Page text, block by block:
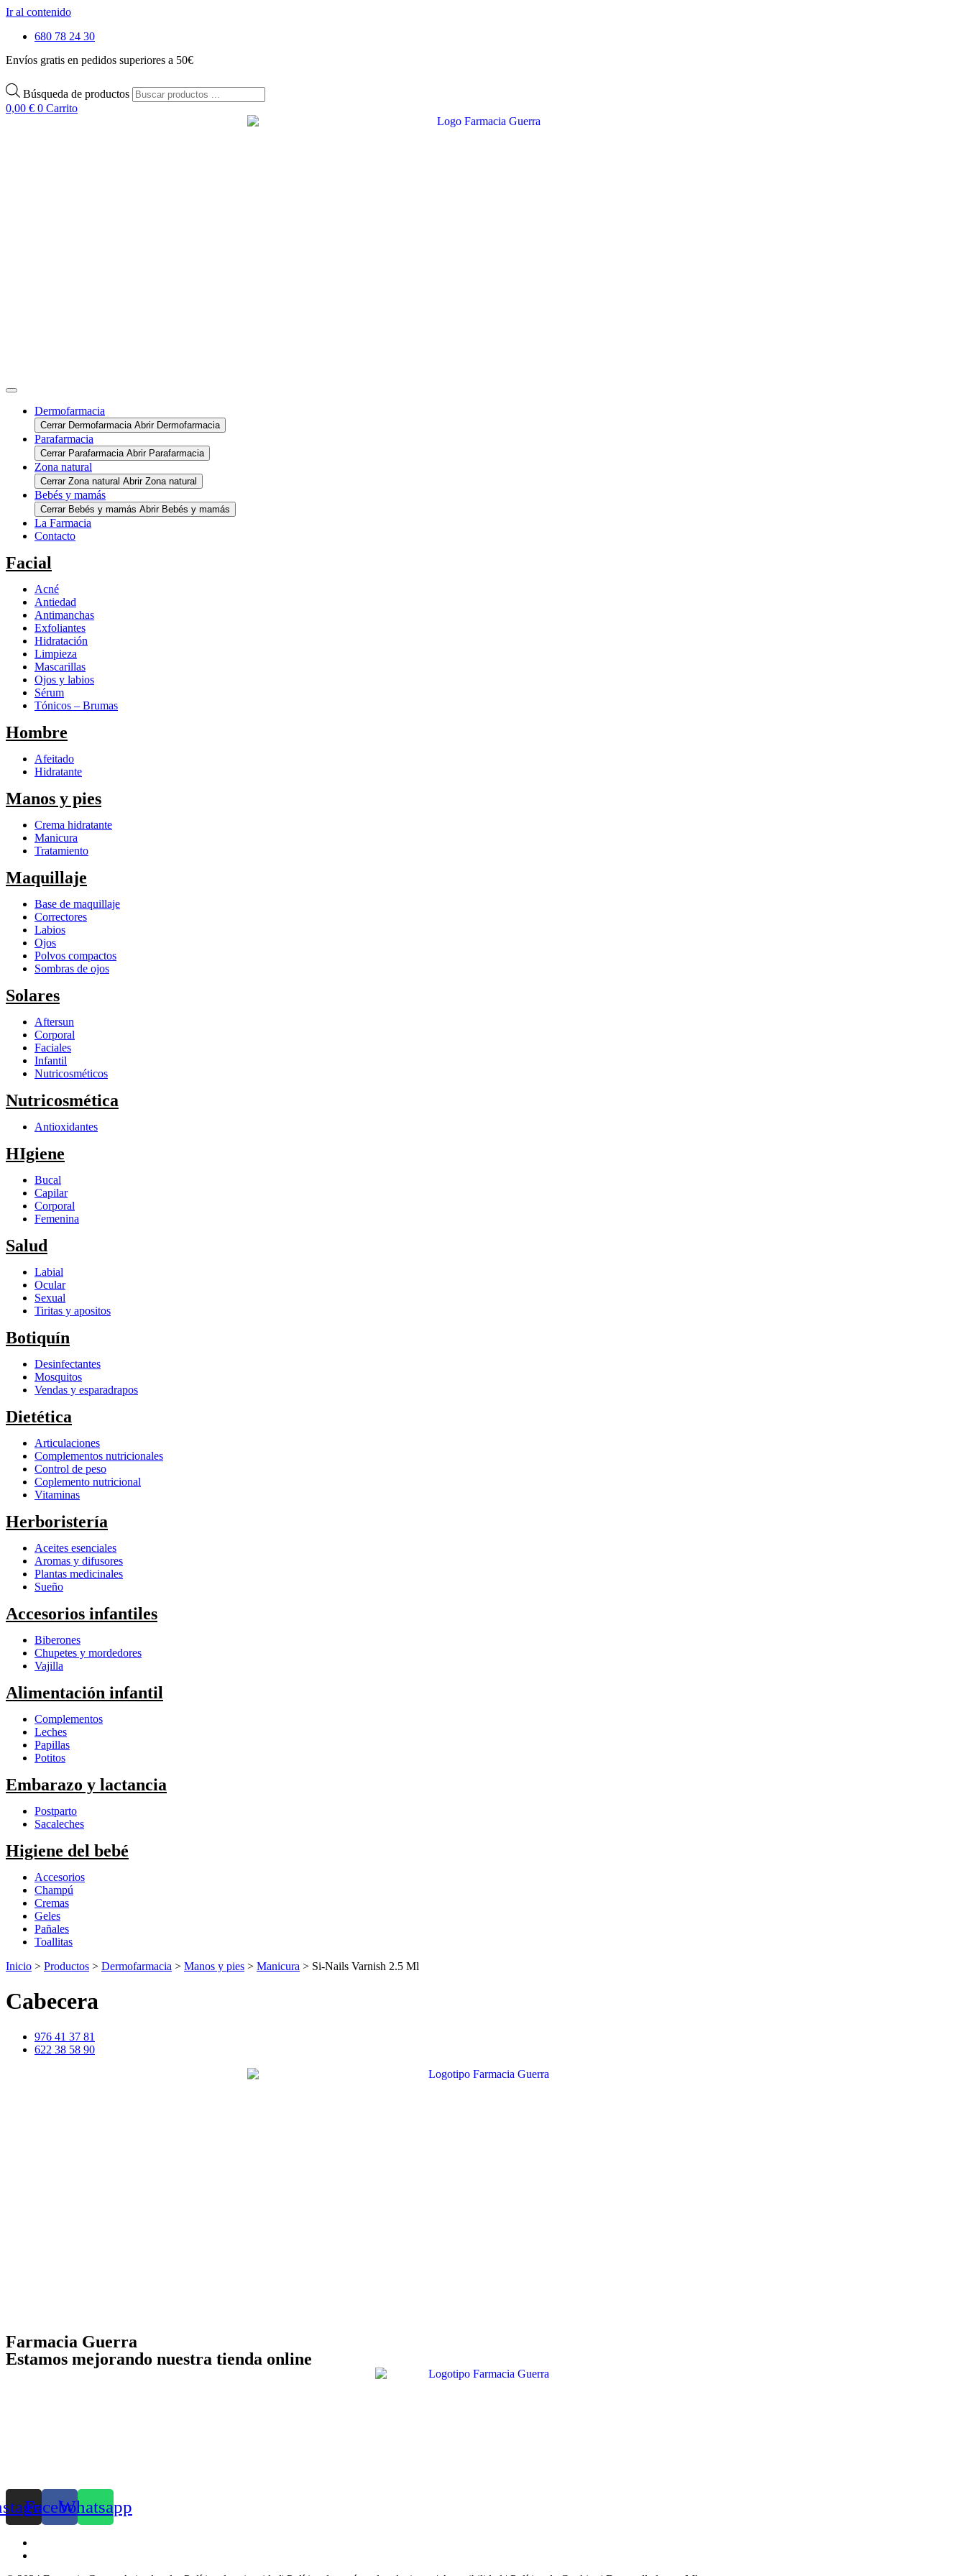
Ir al contenido
680 78 24 30
Envíos gratis en pedidos superiores a 50€
Búsqueda de productos
0,00 € 0 Carrito
Dermofarmacia
Cerrar Dermofarmacia Abrir Dermofarmacia
Parafarmacia
Cerrar Parafarmacia Abrir Parafarmacia
Zona natural
Cerrar Zona natural Abrir Zona natural
Bebés y mamás
Cerrar Bebés y mamás Abrir Bebés y mamás
La Farmacia
Contacto
Facial
Acné
Antiedad
Antimanchas
Exfoliantes
Hidratación
Limpieza
Mascarillas
Ojos y labios
Sérum
Tónicos – Brumas
Hombre
Afeitado
Hidratante
Manos y pies
Crema hidratante
Manicura
Tratamiento
Maquillaje
Base de maquillaje
Correctores
Labios
Ojos
Polvos compactos
Sombras de ojos
Solares
Aftersun
Corporal
Faciales
Infantil
Nutricosméticos
Nutricosmética
Antioxidantes
HIgiene
Bucal
Capilar
Corporal
Femenina
Salud
Labial
Ocular
Sexual
Tiritas y apositos
Botiquín
Desinfectantes
Mosquitos
Vendas y esparadrapos
Dietética
Articulaciones
Complementos nutricionales
Control de peso
Coplemento nutricional
Vitaminas
Herboristería
Aceites esenciales
Aromas y difusores
Plantas medicinales
Sueño
Accesorios infantiles
Biberones
Chupetes y mordedores
Vajilla
Alimentación infantil
Complementos
Leches
Papillas
Potitos
Embarazo y lactancia
Postparto
Sacaleches
Higiene del bebé
Accesorios
Champú
Cremas
Geles
Pañales
Toallitas
Inicio > Productos > Dermofarmacia > Manos y pies > Manicura > Si-Nails Varnish 2.5 Ml
Cabecera
976 41 37 81
622 38 58 90
Farmacia Guerra
Estamos mejorando nuestra tienda online
FacebookWhatsapp